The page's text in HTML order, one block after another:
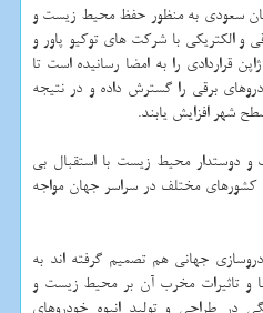
سعودی به منظور حفظ محیط زیست و
و الكتریكی با شركت های توكیو پاور و
قراردادی را به امضا رسانیده است تا
برقی را گسترش داده و در نتیجه
شهر افزایش یابند.
و دوستدار محیط زیست با استقبال بی
كشورهای مختلف در سراسر جهان مواجه
جهانی هم تصمیم گرفته اند به
و تاثیرات مخرب آن بر محیط زیست و
در طراحی و تولید انبوه خودروهای